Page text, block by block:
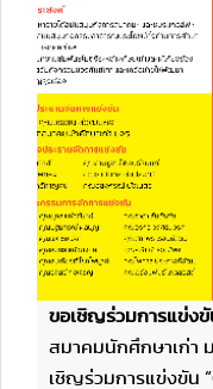
ขอเชิญร่วมการแข่งขั
สมาคมนักศึกษาเก่า
เชิญร่วมการแข่งขัน